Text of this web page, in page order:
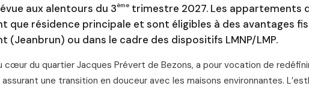
aux alentours du 3ème trimestre 2027. Les appartements
que résidence principale et sont éligibles à des avantages
(Jeanbrun) ou dans le cadre des dispositifs LMNP/LMP.
cœur du quartier Jacques Prévert de Bezons, a pour vocation de
une transition en douceur avec les maisons environnantes.